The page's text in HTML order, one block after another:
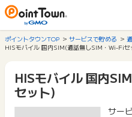
ポイントタウンTOP サービスで貯める
HISモバイル 国内SIM(通話無しSIM・Wi-Fiセ
HISモバイル 国内
セット)
サー